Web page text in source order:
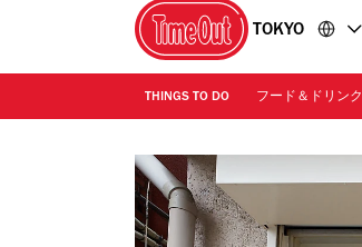
TOKYO
THINGS TO DO フード＆ドリンク